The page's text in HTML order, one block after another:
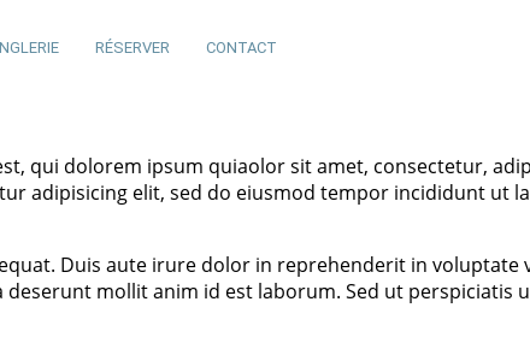
RÉSERVER CONTACT
qui dolorem ipsum quiaolor sit amet, consectetur,
adipisicing elit, sed do eiusmod tempor incididunt ut
Duis aute irure dolor in reprehenderit in voluptate
mollit anim id est laborum. Sed ut perspiciatis